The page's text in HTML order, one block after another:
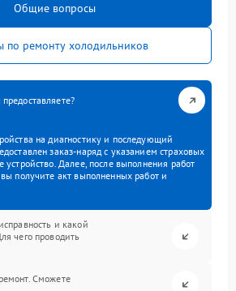
Общие вопросы
по ремонту холодильников
на диагностику и последующий
заказ-наряд с указанием страховых
устройство. Далее, после выполнения работ
получите акт выполненных работ и
и какой
чего проводить
Сможете